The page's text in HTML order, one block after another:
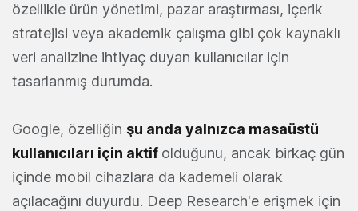
özellikle ürün yönetimi, pazar araştırması, içerik
stratejisi veya akademik çalışma gibi çok kaynaklı
veri analizine ihtiyaç duyan kullanıcılar için
tasarlanmış durumda.
Google, özelliğin şu anda yalnızca masaüstü
kullanıcıları için aktif olduğunu, ancak birkaç gün
içinde mobil cihazlara da kademeli olarak
açılacağını duyurdu. Deep Research'e erişmek için